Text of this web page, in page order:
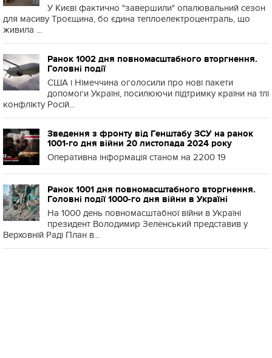
У Києві фактично "завершили" опалювальний сезон
для масиву Троєщина, бо єдина теплоелектроцентраль, що
живила ...
Ранок 1002 дня повномасштабного вторгнення.
Головні події
США і Німеччина оголосили про нові пакети
допомоги Україні, посилюючи підтримку країни на тлі
конфлікту Росій...
Зведення з фронту від Генштабу ЗСУ на ранок
1001-го дня війни 20 листопада 2024 року
Оперативна інформація станом на 2200 19
Ранок 1001 дня повномасштабного вторгнення.
Головні події 1000-го дня війни в Україні
На 1000 день повномасштабної війни в Україні
президент Володимир Зеленський представив у
Верховній Раді План в...